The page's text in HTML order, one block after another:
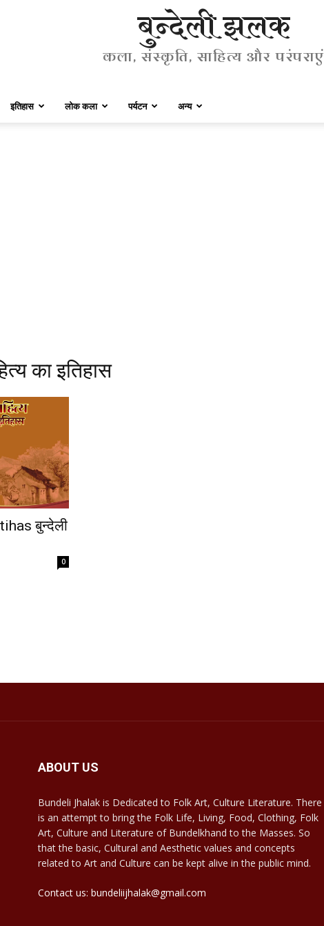
बुन्देली झलक
कला, संस्कृति, साहित्य और परंपराएं
इतिहास लोक कला पर्यटन अन्य
का इतिहास
बुन्देली
0
ABOUT US
Bundeli Jhalak is Dedicated to Folk Art, Culture Literature. There
is an attempt to bring the Folk Life, Living, Food, Clothing, Folk
Art, Culture and Literature of Bundelkhand to the Masses. So
that the basic, Cultural and Aesthetic values and concepts
related to Art and Culture can be kept alive in the public mind.
Contact us: bundeliijhalak@gmail.com